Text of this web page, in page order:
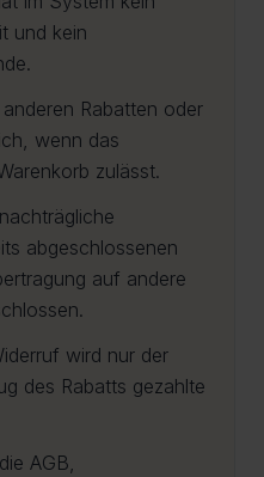
und kein
Rabatten oder
wenn das
zulässt.
abgeschlossenen
auf andere
wird nur der
des Rabatts gezahlte
AGB,